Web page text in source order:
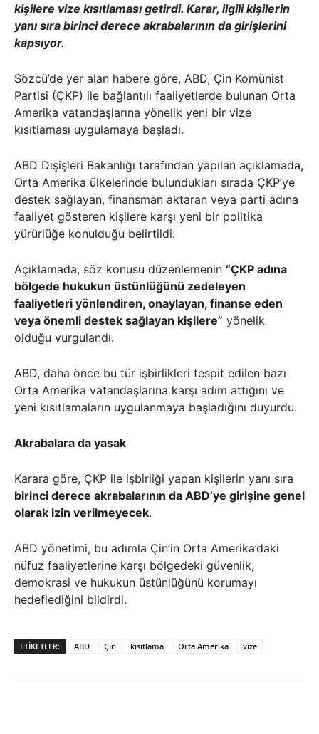
kişilere vize kısıtlaması getirdi. Karar, ilgili kişilerin
yanı sıra birinci derece akrabalarının da girişlerini
kapsıyor.
Sözcü’de yer alan habere göre, ABD, Çin Komünist
Partisi (ÇKP) ile bağlantılı faaliyetlerde bulunan Orta
Amerika vatandaşlarına yönelik yeni bir vize
kısıtlaması uygulamaya başladı.
ABD Dışişleri Bakanlığı tarafından yapılan açıklamada,
Orta Amerika ülkelerinde bulundukları sırada ÇKP’ye
destek sağlayan, finansman aktaran veya parti adına
faaliyet gösteren kişilere karşı yeni bir politika
yürürlüğe konulduğu belirtildi.
Açıklamada, söz konusu düzenlemenin “ÇKP adına
bölgede hukukun üstünlüğünü zedeleyen
faaliyetleri yönlendiren, onaylayan, finanse eden
veya önemli destek sağlayan kişilere” yönelik
olduğu vurgulandı.
ABD, daha önce bu tür işbirlikleri tespit edilen bazı
Orta Amerika vatandaşlarına karşı adım attığını ve
yeni kısıtlamaların uygulanmaya başladığını duyurdu.
Akrabalara da yasak
Karara göre, ÇKP ile işbirliği yapan kişilerin yanı sıra
birinci derece akrabalarının da ABD’ye girişine genel
olarak izin verilmeyecek.
ABD yönetimi, bu adımla Çin’in Orta Amerika’daki
nüfuz faaliyetlerine karşı bölgedeki güvenlik,
demokrasi ve hukukun üstünlüğünü korumayı
hedeflediğini bildirdi.
ETIKETLER: ABD Çin kısıtlama Orta Amerika vize